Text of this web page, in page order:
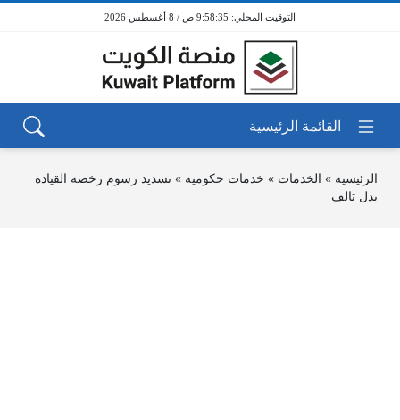
9:58:35 ص / 8 أغسطس 2026
الرئيسية » الخدمات » خدمات حكومية » تسديد رسوم رخصة القيادة
بدل تالف